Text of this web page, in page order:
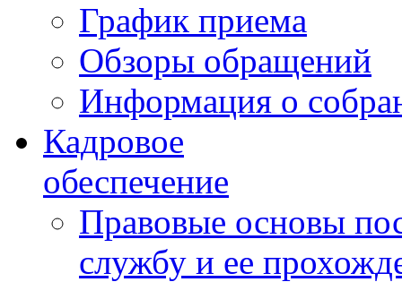
График приема
Обзоры обращений
Информация о
Кадровое
обеспечение
Правовые основы
службу и ее